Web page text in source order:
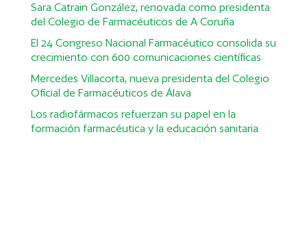
Sara Catrain González, renovada como presidenta
del Colegio de Farmacéuticos de A Coruña
El 24 Congreso Nacional Farmacéutico consolida su
crecimiento con 600 comunicaciones científicas
Mercedes Villacorta, nueva presidenta del Colegio
Oficial de Farmacéuticos de Álava
Los radiofármacos refuerzan su papel en la
formación farmacéutica y la educación sanitaria